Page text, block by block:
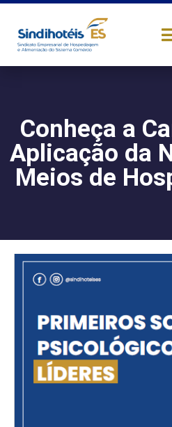
Conheça a
Aplicação da
Meios de